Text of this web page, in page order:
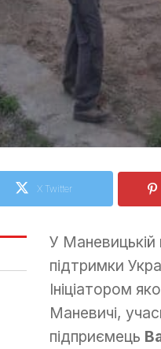
X Twitter
У Маневицькій
підтримки
Ініціатором
Маневичі,
підприємець